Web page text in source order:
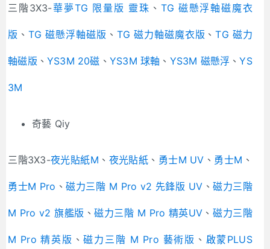
三階3X3-華夢TG 限量版 靈珠 、 TG 磁懸浮軸磁魔衣
版 、TG 磁懸浮軸磁版 、 TG 磁力軸磁魔衣版 、TG 磁力
軸磁版 、YS3M 20磁 、 YS3M 球軸 、 YS3M 磁懸浮 、YS
3M
奇藝 Qiy
三階3X3-夜光貼紙M 、 夜光貼紙 、 勇士M UV 、 勇士M 、
勇士M Pro 、磁力三階 M Pro v2 先鋒版 UV 、磁力三階
M Pro v2 旗艦版 、磁力三階 M Pro 精英UV 、磁力三階
M Pro 精英版 、磁力三階 M Pro 藝術版 、 啟蒙PLUS